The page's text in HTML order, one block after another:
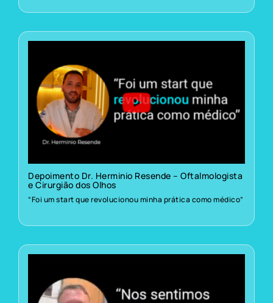
Depoimento Dr. Herminio Resende – Oftalmologista
e Cirurgião dos Olhos
“Foi um start que revolucionou minha prática como médico”